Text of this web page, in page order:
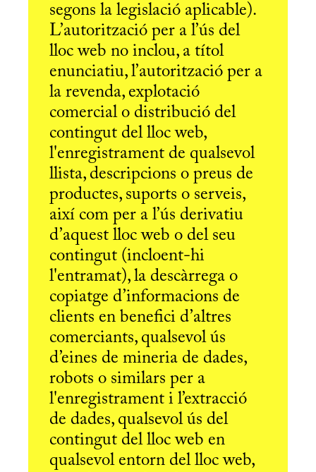
segons la legislació aplicable).
L’autorització per a l’ús del
lloc web no inclou, a títol
enunciatiu, l’autorització per a
la revenda, explotació
comercial o distribució del
contingut del lloc web,
l'enregistrament de qualsevol
llista, descripcions o preus de
productes, suports o serveis,
així com per a l’ús derivatiu
d’aquest lloc web o del seu
contingut (incloent-hi
l'entramat), la descàrrega o
copiatge d’informacions de
clients en benefici d’altres
comerciants, qualsevol ús
d’eines de mineria de dades,
robots o similars per a
l'enregistrament i l’extracció
de dades, qualsevol ús del
contingut del lloc web en
qualsevol entorn del lloc web,